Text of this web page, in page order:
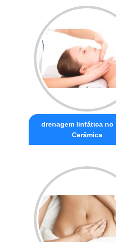
drenagem linfática no
Cerâmica